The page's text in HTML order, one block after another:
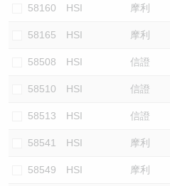
58160 HSI 摩利
58165 HSI 摩利
58508 HSI 信證
58510 HSI 信證
58513 HSI 信證
58541 HSI 摩利
58549 HSI 摩利